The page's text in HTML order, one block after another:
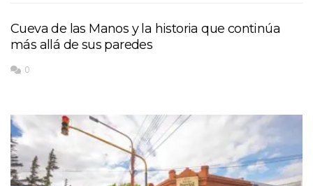
Cueva de las Manos y la historia que continúa
más allá de sus paredes
0